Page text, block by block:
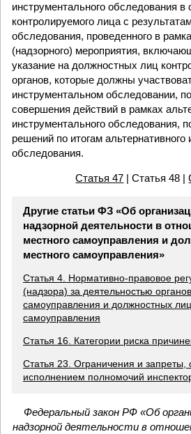
инструментального обследования в
контролируемого лица с
обследования, проведенного в
(надзорного) мероприятия,
указание на должностных лиц
органов, которые должны
инструментальном обследовании,
совершения действий в рамках
инструментального обследования,
решений по итогам альтернативного
обследования.
Статья 47 | Статья 48 |
Другие статьи ФЗ «Об
надзорной деятельности в
местного самоуправления и
местного самоуправления»
Статья 4. Нормативно-правовое
(надзора) за деятельностью
самоуправления и должностных
самоуправления
Статья 16. Категории риска
Статья 23. Ограничения и запреты,
исполнением полномочий
Федеральный закон РФ «Об
надзорной деятельности в